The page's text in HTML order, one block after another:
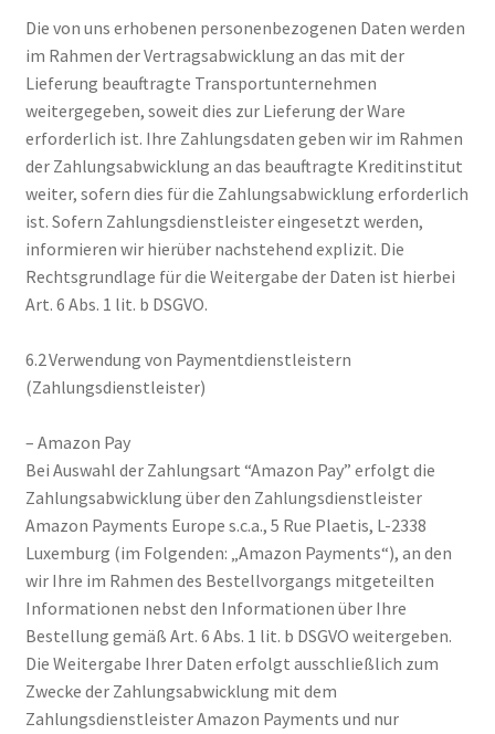
Die von uns erhobenen personenbezogenen Daten werden
im Rahmen der Vertragsabwicklung an das mit der
Lieferung beauftragte Transportunternehmen
weitergegeben, soweit dies zur Lieferung der Ware
erforderlich ist. Ihre Zahlungsdaten geben wir im Rahmen
der Zahlungsabwicklung an das beauftragte Kreditinstitut
weiter, sofern dies für die Zahlungsabwicklung erforderlich
ist. Sofern Zahlungsdienstleister eingesetzt werden,
informieren wir hierüber nachstehend explizit. Die
Rechtsgrundlage für die Weitergabe der Daten ist hierbei
Art. 6 Abs. 1 lit. b DSGVO.
6.2 Verwendung von Paymentdienstleistern
(Zahlungsdienstleister)
– Amazon Pay
Bei Auswahl der Zahlungsart “Amazon Pay” erfolgt die
Zahlungsabwicklung über den Zahlungsdienstleister
Amazon Payments Europe s.c.a., 5 Rue Plaetis, L-2338
Luxemburg (im Folgenden: „Amazon Payments“), an den
wir Ihre im Rahmen des Bestellvorgangs mitgeteilten
Informationen nebst den Informationen über Ihre
Bestellung gemäß Art. 6 Abs. 1 lit. b DSGVO weitergeben.
Die Weitergabe Ihrer Daten erfolgt ausschließlich zum
Zwecke der Zahlungsabwicklung mit dem
Zahlungsdienstleister Amazon Payments und nur